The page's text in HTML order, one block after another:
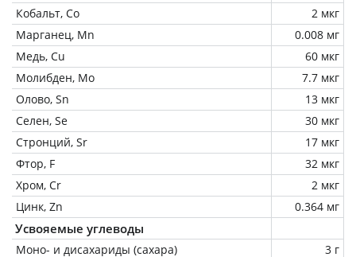
Кобальт, Co
2 мкг
Марганец, Mn
0.008 мг
Медь, Cu
60 мкг
Молибден, Mo
7.7 мкг
Олово, Sn
13 мкг
Селен, Se
30 мкг
Стронций, Sr
17 мкг
Фтор, F
32 мкг
Хром, Cr
2 мкг
Цинк, Zn
0.364 мг
Усвояемые углеводы
Моно- и дисахариды (сахара) 3 г